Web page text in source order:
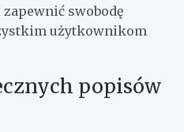
swobodę
użytkownikom
popisów